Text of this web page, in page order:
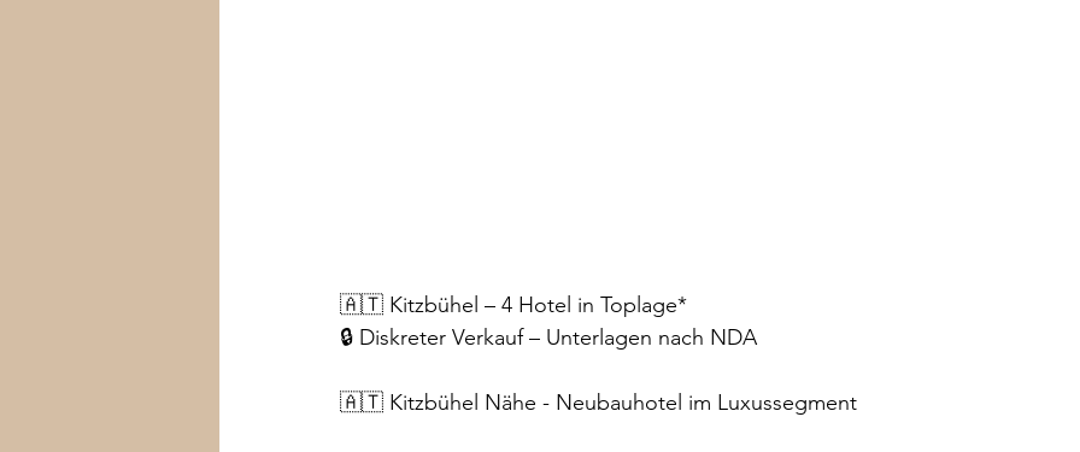
🇦🇹 Kitzbühel – 4 Hotel in Toplage*
🔒 Diskreter Verkauf – Unterlagen nach NDA
🇦🇹 Kitzbühel Nähe - Neubauhotel im Luxussegment